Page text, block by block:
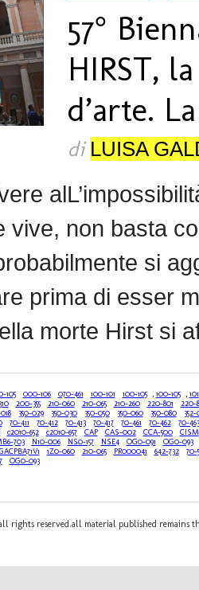
57°
HIRST,
d’arte.
di LUISA
vive, non basta
si
prima di esser
morte Hirst si
105 000-106 070-461 100-101 100-105, 100-105, 101
200-355 210-060 210-065 210-260 220-801
220-
350-029 350-030 350-050 350-060 350-080
352-
70-411 70-412 70-413 70-417 70-461 70-462
70-463
c2010-652 c2010-657 CAP CAS-002 CCA-500
CISM
703 N10-006 NS0-157 NSE4 OG0-091
OG0-093
1Z0-060 210-065 PR000041 642-732
70-
OG0-093
rights reserved.all material published remains